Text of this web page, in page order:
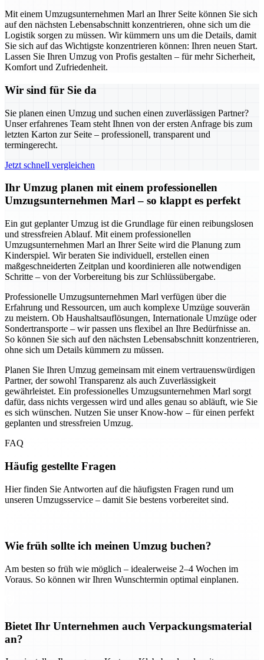
Mit einem Umzugsunternehmen Marl an Ihrer Seite können Sie sich
auf den nächsten Lebensabschnitt konzentrieren, ohne sich um die
Logistik sorgen zu müssen. Wir kümmern uns um die Details, damit
Sie sich auf das Wichtigste konzentrieren können: Ihren neuen Start.
Lassen Sie Ihren Umzug von Profis gestalten – für mehr Sicherheit,
Komfort und Zufriedenheit.
Wir sind für Sie da
Sie planen einen Umzug und suchen einen zuverlässigen Partner?
Unser erfahrenes Team steht Ihnen von der ersten Anfrage bis zum
letzten Karton zur Seite – professionell, transparent und
termingerecht.
Jetzt schnell vergleichen
Ihr Umzug planen mit einem professionellen
Umzugsunternehmen Marl – so klappt es perfekt
Ein gut geplanter Umzug ist die Grundlage für einen reibungslosen
und stressfreien Ablauf. Mit einem professionellen
Umzugsunternehmen Marl an Ihrer Seite wird die Planung zum
Kinderspiel. Wir beraten Sie individuell, erstellen einen
maßgeschneiderten Zeitplan und koordinieren alle notwendigen
Schritte – von der Vorbereitung bis zur Schlüssübergabe.
Professionelle Umzugsunternehmen Marl verfügen über die
Erfahrung und Ressourcen, um auch komplexe Umzüge souverän
zu meistern. Ob Haushaltsauflösungen, Internationale Umzüge oder
Sondertransporte – wir passen uns flexibel an Ihre Bedürfnisse an.
So können Sie sich auf den nächsten Lebensabschnitt konzentrieren,
ohne sich um Details kümmern zu müssen.
Planen Sie Ihren Umzug gemeinsam mit einem vertrauenswürdigen
Partner, der sowohl Transparenz als auch Zuverlässigkeit
gewährleistet. Ein professionelles Umzugsunternehmen Marl sorgt
dafür, dass nichts vergessen wird und alles genau so abläuft, wie Sie
es sich wünschen. Nutzen Sie unser Know-how – für einen perfekt
geplanten und stressfreien Umzug.
FAQ
Häufig gestellte Fragen
Hier finden Sie Antworten auf die häufigsten Fragen rund um
unseren Umzugsservice – damit Sie bestens vorbereitet sind.
Wie früh sollte ich meinen Umzug buchen?
Am besten so früh wie möglich – idealerweise 2–4 Wochen im
Voraus. So können wir Ihren Wunschtermin optimal einplanen.
Bietet Ihr Unternehmen auch Verpackungsmaterial
an?